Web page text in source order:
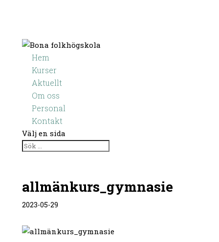
Hem
Kurser
Aktuellt
Om oss
Personal
Kontakt
Välj en sida
allmänkurs_gymnasie
2023-05-29